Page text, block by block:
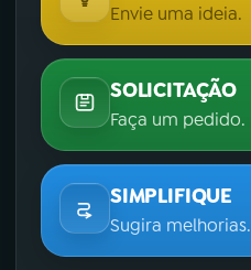
Envie uma ideia.
SOLICITAÇÃO
Faça um pedido.
SIMPLIFIQUE
Sugira melhorias.